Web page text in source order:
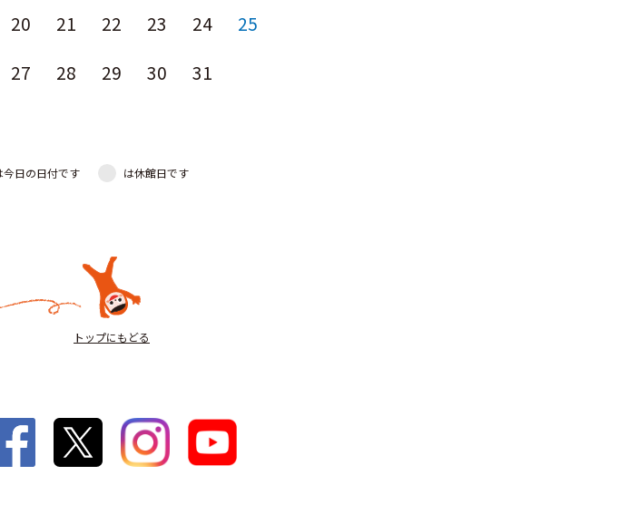
20 21 22 23 24
25
27 28 29 30 31
今日の日付です は休館日です
トップにもどる